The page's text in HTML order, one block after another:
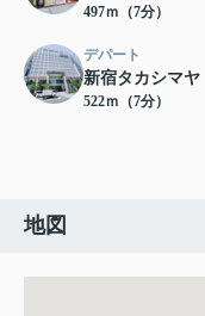
497ｍ（7分）
デパート
新宿タカシマヤ
522ｍ（7分）
地図